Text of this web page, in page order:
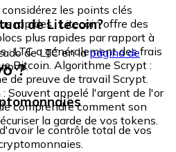
les points clés
rapides : Litecoin offre des
plus rapides par rapport à
: LTC a généralement des frais
Bitcoin. Algorithme Scrypt :
de preuve de travail Scrypt.
Souvent appelé l'argent de l'or
comprendre comment son
la garde de vos tokens.
de Litecoin?
de LTC en lapágina de
?
le contrôle total de vos